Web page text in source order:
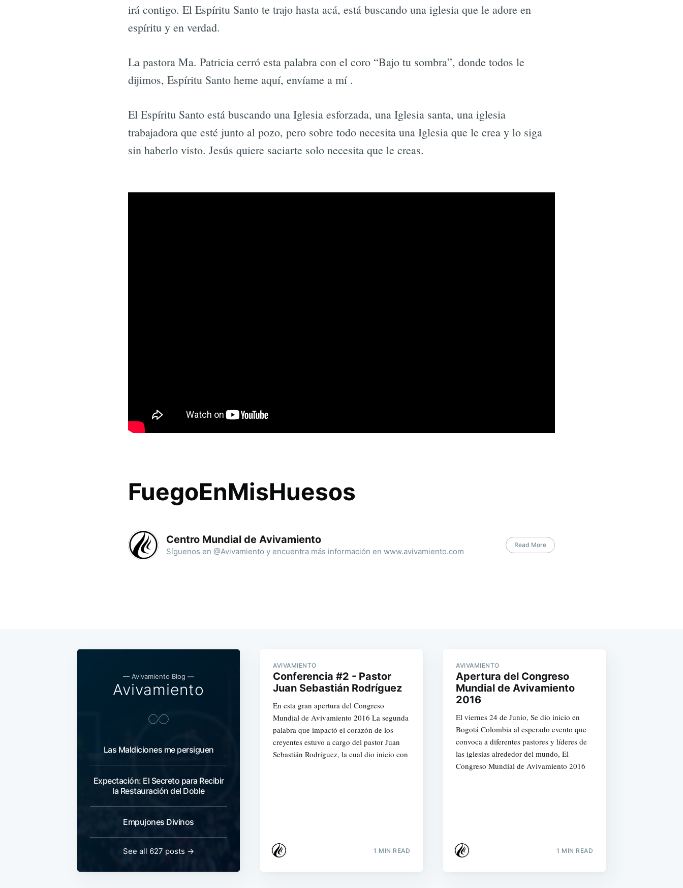
irá contigo. El Espíritu Santo te trajo hasta acá, está buscando una iglesia que le adore en
espíritu y en verdad.
La pastora Ma. Patricia cerró esta palabra con el coro “Bajo tu sombra”, donde todos le
dijimos, Espíritu Santo heme aquí, envíame a mí .
El Espíritu Santo está buscando una Iglesia esforzada, una Iglesia santa, una iglesia
trabajadora que esté junto al pozo, pero sobre todo necesita una Iglesia que le crea y lo siga
sin haberlo visto. Jesús quiere saciarte solo necesita que le creas.
FuegoEnMisHuesos
Centro Mundial de Avivamiento
Síguenos en @Avivamiento y encuentra más información en www.avivamiento.com
Read More
— Avivamiento Blog —
Avivamiento
Las Maldiciones me persiguen
Expectación: El Secreto para Recibir
la Restauración del Doble
Empujones Divinos
See all 627 posts →
AVIVAMIENTO
Conferencia #2 - Pastor
Juan Sebastián Rodríguez
En esta gran apertura del Congreso
Mundial de Avivamiento 2016 La segunda
palabra que impactó el corazón de los
creyentes estuvo a cargo del pastor Juan
Sebastián Rodríguez, la cual dio inicio con
1 MIN READ
AVIVAMIENTO
Apertura del Congreso
Mundial de Avivamiento
2016
El viernes 24 de Junio, Se dio inicio en
Bogotá Colombia al esperado evento que
convoca a diferentes pastores y líderes de
las iglesias alrededor del mundo, El
Congreso Mundial de Avivamiento 2016
1 MIN READ